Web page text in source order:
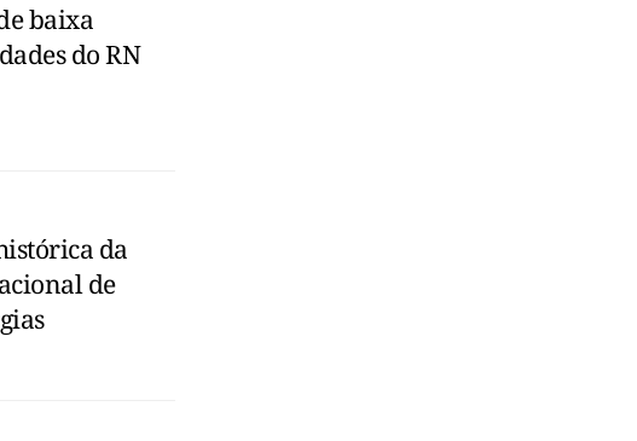
baixa
do RN
da
de